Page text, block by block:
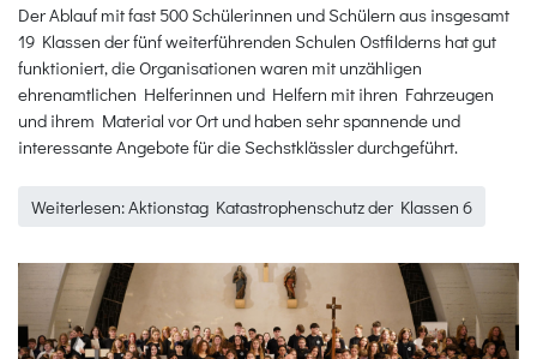
Der Ablauf mit fast 500 Schülerinnen und Schülern aus insgesamt
19 Klassen der fünf weiterführenden Schulen Ostfilderns hat gut
funktioniert, die Organisationen waren mit unzähligen
ehrenamtlichen Helferinnen und Helfern mit ihren Fahrzeugen
und ihrem Material vor Ort und haben sehr spannende und
interessante Angebote für die Sechstklässler durchgeführt.
Weiterlesen: Aktionstag Katastrophenschutz der Klassen 6